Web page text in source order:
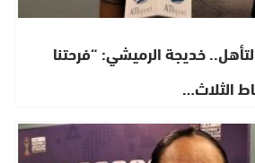
خديجة الرميشي: “فرحتنا
الثلاث…